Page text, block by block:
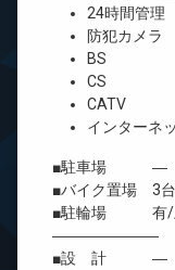
24時間管理
防犯カメラ
BS
CS
CATV
インターネ
■駐車場 ―
■バイク置場 3
■駐輪場 有/上
―――――――
■設 計 ―